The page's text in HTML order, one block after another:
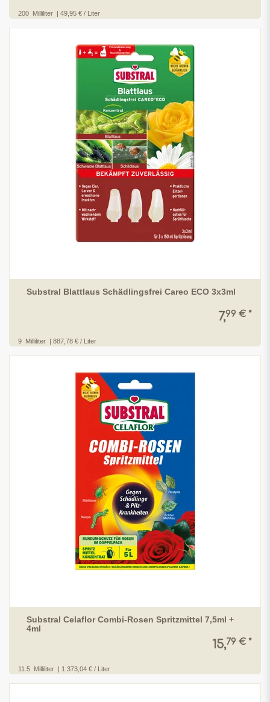
200 Milliliter | 49,95 € / Liter
Substral Blattlaus Schädlingsfrei Careo ECO 3x3ml
7,99 € *
9 Milliliter | 887,78 € / Liter
Substral Celaflor Combi-Rosen Spritzmittel 7,5ml +
4ml
15,79 € *
11.5 Milliliter | 1.373,04 € / Liter